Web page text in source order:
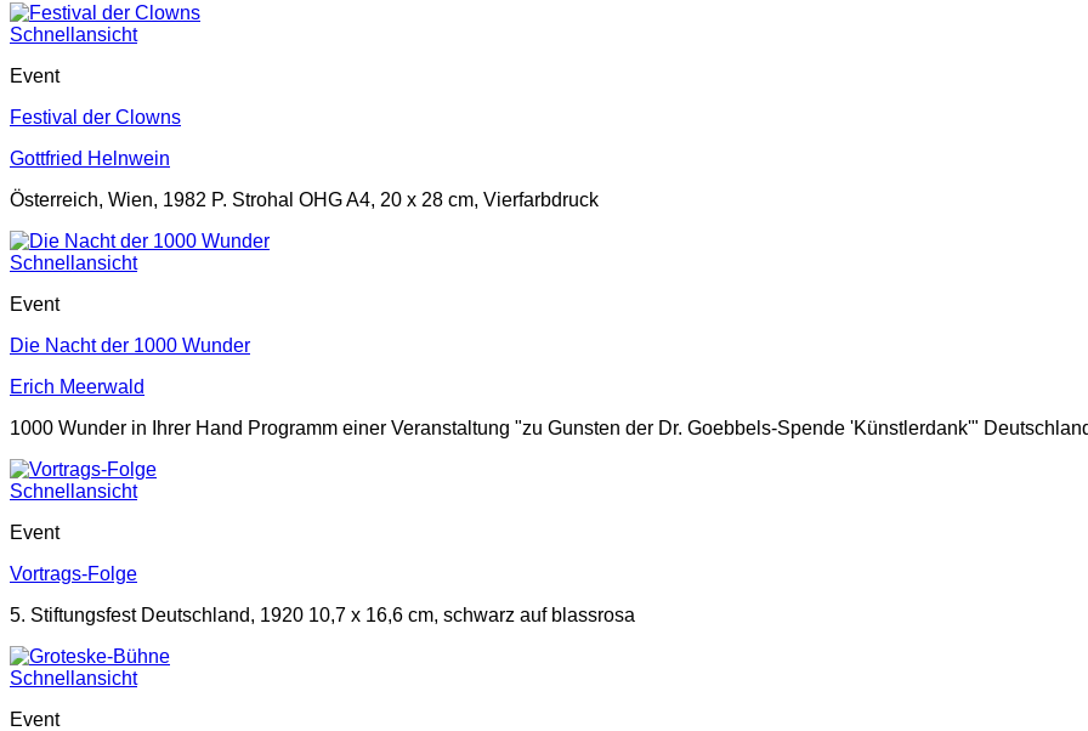
Schnellansicht
Event
Festival der Clowns
Gottfried Helnwein
Österreich, Wien, 1982 P. Strohal OHG A4, 20 x 28 cm, Vierfarbdruck
Schnellansicht
Event
Die Nacht der 1000 Wunder
Erich Meerwald
1000 Wunder in Ihrer Hand Programm einer Veranstaltung "zu Gunsten der Dr. Goebbels-Spende 'Künstlerdank'"
Schnellansicht
Event
Vortrags-Folge
5. Stiftungsfest Deutschland, 1920 10,7 x 16,6 cm, schwarz auf blassrosa
Schnellansicht
Event